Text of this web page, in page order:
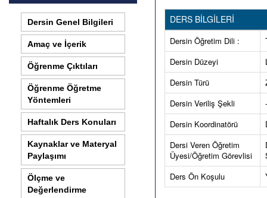
Dersin Genel Bilgileri
Amaç ve İçerik
Öğrenme Çıktıları
Öğrenme Öğretme
Yöntemleri
Haftalık Ders Konuları
Kaynaklar ve Materyal
Paylaşımı
Ölçme ve
Değerlendirme
DERS BİLGİLERİ
Dersin Öğretim Dili :
Dersin Düzeyi
Dersin Türü
Dersin Veriliş Şekli
-
Dersin Koordinatörü
Dersi Veren Öğretim
Üyesi/Öğretim Görevlisi
Ders Ön Koşulu